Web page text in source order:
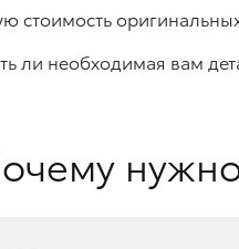
стоимость
ли необходимая вам